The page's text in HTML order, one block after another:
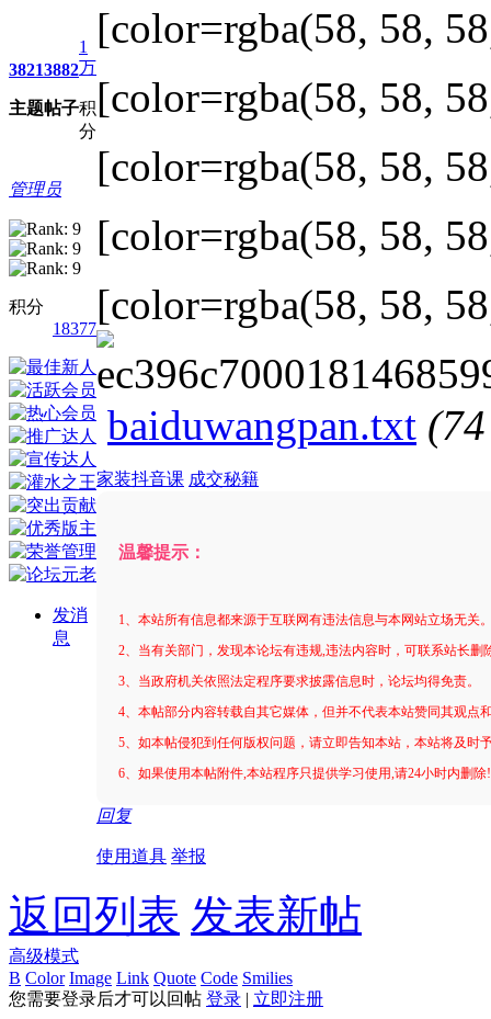
3821
主题
3882
帖子
1
万
积
分
管理员
积分
18377
发消
息
[color=rgba(58, 58,
[color=rgba(58, 58,
[color=rgba(58, 58,
[color=rgba(58, 58,
[color=rgba(58, 58,
baiduwangpan.txt
家装抖音课 成交秘籍
温馨提示：
1、本站所有信息都来源于互联网有违法信息与本网站立场无关
2、当有关部门，发现本论坛有违规,违法内容时，可联系站长删
3、当政府机关依照法定程序要求披露信息时，论坛均得免责。
4、本帖部分内容转载自其它媒体，但并不代表本站赞同其观点
5、如本帖侵犯到任何版权问题，请立即告知本站，本站将及时
6、如果使用本帖附件,本站程序只提供学习使用,请24小时内删
回复
使用道具 举报
返回列表 发表新帖
高级模式
B Color Image Link Quote Code Smilies
您需要登录后才可以回帖 登录 | 立即注册